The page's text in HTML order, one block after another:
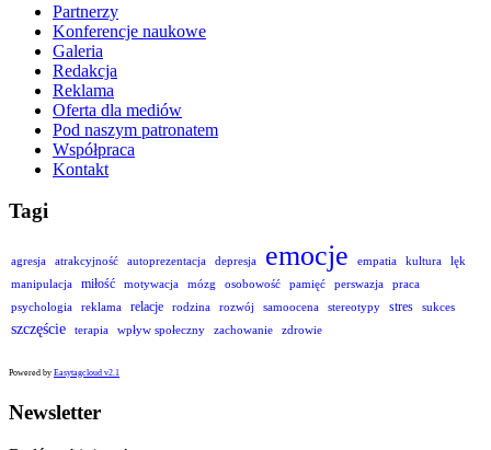
Partnerzy
Konferencje naukowe
Galeria
Redakcja
Reklama
Oferta dla mediów
Pod naszym patronatem
Współpraca
Kontakt
Tagi
agresja atrakcyjność autoprezentacja depresja emocje empatia kultura
lęk
manipulacja
miłość motywacja mózg osobowość pamięć perswazja
praca
psychologia
reklama relacje rodzina rozwój samoocena stereotypy stres sukces
szczęście terapia wpływ społeczny zachowanie zdrowie
Powered by Easytagcloud v2.1
Newsletter